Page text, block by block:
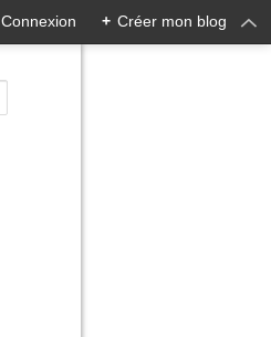
Connexion + Créer mon blog